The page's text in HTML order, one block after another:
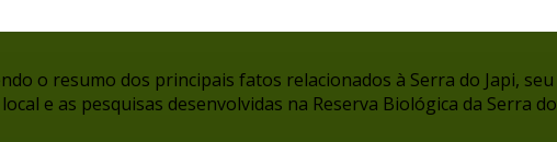
o resumo dos principais fatos relacionados à Serra do Japi, seu
e as pesquisas desenvolvidas na Reserva Biológica da Serra do